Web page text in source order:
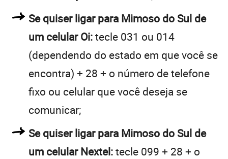
Se quiser ligar para Mimoso do Sul de
um celular Oi:tecle 031 ou 014
(dependendo do estado em que você se
encontra) + 28 + o número de telefone
fixo ou celular que você deseja se
comunicar;
Se quiser ligar para Mimoso do Sul de
um celular Nextel:tecle 099 + 28 + o